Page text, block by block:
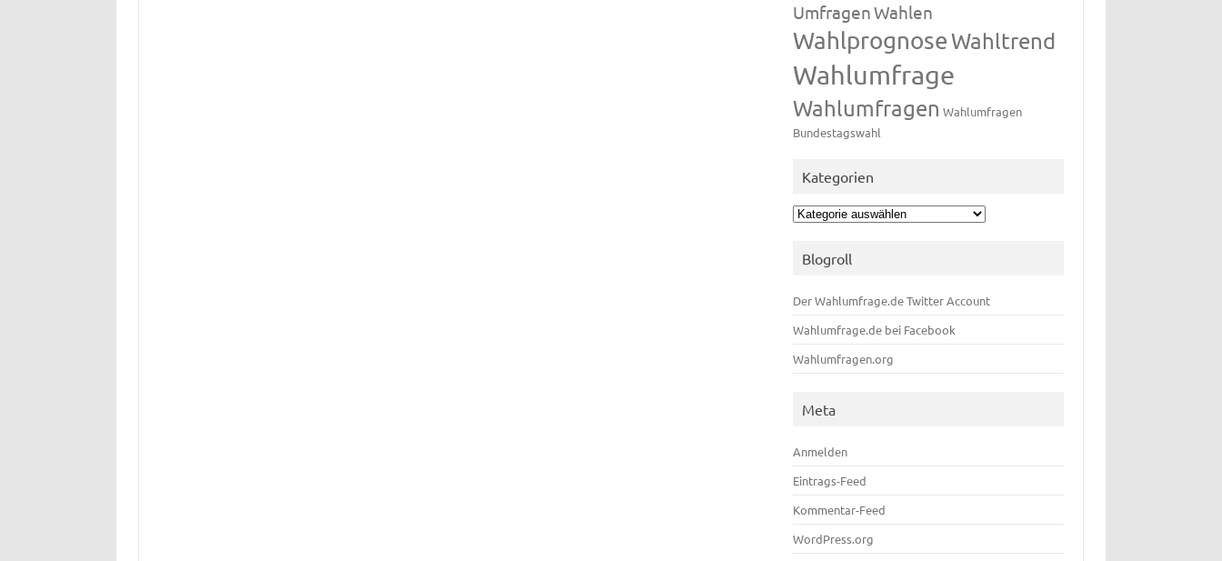
UmfragenWahlen
WahlprognoseWahltrend
Wahlumfrage
Wahlumfragen Wahlumfragen
Bundestagswahl
Kategorien
Kategorien
Blogroll
Der Wahlumfrage.de Twitter Account
Wahlumfrage.de bei Facebook
Wahlumfragen.org
Meta
Anmelden
Eintrags-Feed
Kommentar-Feed
WordPress.org